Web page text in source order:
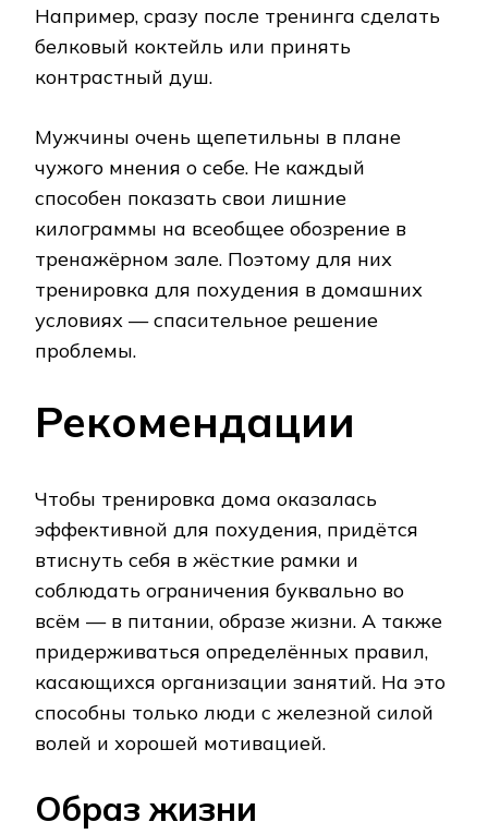
Например, сразу после тренинга сделать
белковый коктейль или принять
контрастный душ.
Мужчины очень щепетильны в плане
чужого мнения о себе. Не каждый
способен показать свои лишние
килограммы на всеобщее обозрение в
тренажёрном зале. Поэтому для них
тренировка для похудения в домашних
условиях — спасительное решение
проблемы.
Рекомендации
Чтобы тренировка дома оказалась
эффективной для похудения, придётся
втиснуть себя в жёсткие рамки и
соблюдать ограничения буквально во
всём — в питании, образе жизни. А также
придерживаться определённых правил,
касающихся организации занятий. На это
способны только люди с железной силой
волей и хорошей мотивацией.
Образ жизни